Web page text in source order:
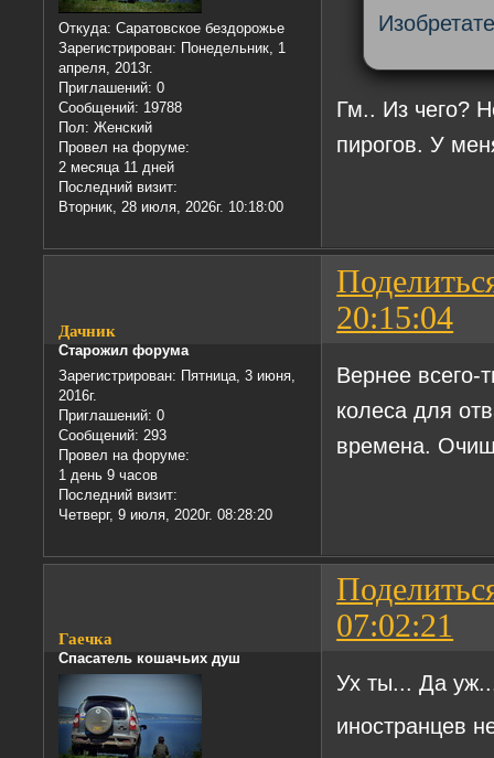
Откуда: Саратовское бездорожье
Зарегистрирован: Понедельник, 1
апреля, 2013г.
Приглашений: 0
Сообщений: 19788
Пол: Женский
Провел на форуме:
2 месяца 11 дней
Последний визит:
Вторник, 28 июля, 2026г. 10:18:00
Гм.. Из чего?
пирогов. У
20:15:04
Дачник
Старожил форума
Зарегистрирован: Пятница, 3 июня,
2016г.
Приглашений: 0
Сообщений: 293
Провел на форуме:
1 день 9 часов
Последний визит:
Четверг, 9 июля, 2020г. 08:28:20
Вернее всего-
колеса для
времена.
07:02:21
Гаечка
Спасатель кошачьих душ
Ух ты... Да
иностранцев